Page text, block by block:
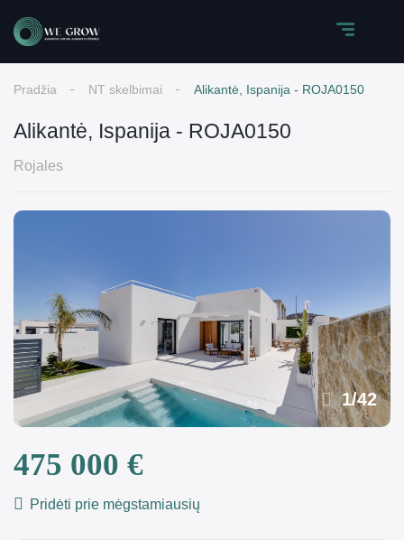
Pradžia NT skelbimai Alikantė, Ispanija - ROJA0150
Alikantė, Ispanija - ROJA0150
Rojales
1/42
475 000 €
Pridėti prie mėgstamiausių